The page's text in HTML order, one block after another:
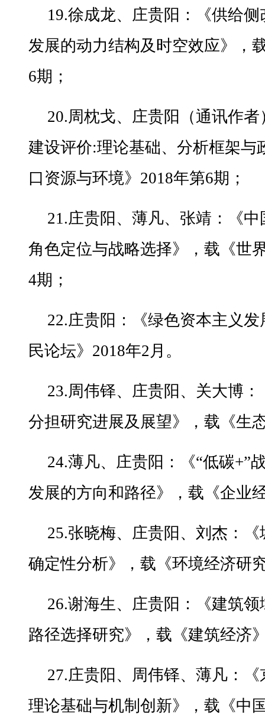
19.徐成龙、庄贵阳：《供给
发展的动力结构及时空效应》，
6期；
20.周枕戈、庄贵阳（通讯作
建设评价:理论基础、分析框架与
口资源与环境》2018年第6期；
21.庄贵阳、薄凡、张靖：《
角色定位与战略选择》，载《世
4期；
22.庄贵阳：《绿色资本主义
民论坛》2018年2月。
23.周伟铎、庄贵阳、关大博
分担研究进展及展望》，载《生
24.薄凡、庄贵阳：《“低碳+”
发展的方向和路径》，载《企业
25.张晓梅、庄贵阳、刘杰：
确定性分析》，载《环境经济研
26.谢海生、庄贵阳：《建筑
路径选择研究》，载《建筑经济
27.庄贵阳、周伟铎、薄凡：
理论基础与机制创新》，载《中